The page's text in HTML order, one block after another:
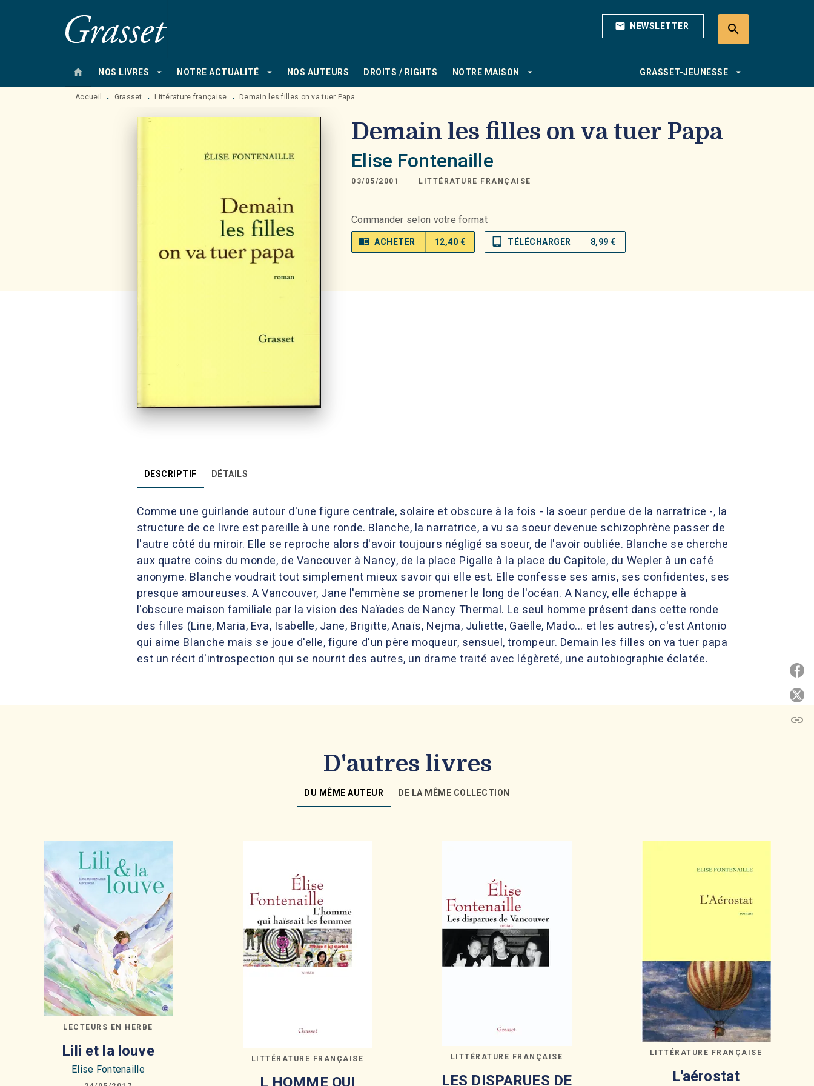
MENU RECHERCHE mail NEWSLETTER search
home NOS LIVRES arrow_drop_down NOTRE ACTUALITÉ arrow_drop_down NOS AUTEURS DROITS / RIGHTS NOTRE MAISON arrow_drop_down GRASSET-JEUNESSE arrow_drop_down
Accueil • Grasset • Littérature française • Demain les filles on va tuer Papa
Demain les filles on va tuer Papa
Elise Fontenaille
03/05/2001 LITTÉRATURE FRANÇAISE
Commander selon votre format
menu_book ACHETER 12,40 € tablet_mac TÉLÉCHARGER 8,99 €
DESCRIPTIF DÉTAILS
Comme une guirlande autour d'une figure centrale, solaire et obscure à la fois - la soeur perdue de la narratrice -, la
structure de ce livre est pareille à une ronde. Blanche, la narratrice, a vu sa soeur devenue schizophrène passer de
l'autre côté du miroir. Elle se reproche alors d'avoir toujours négligé sa soeur, de l'avoir oubliée. Blanche se cherche
aux quatre coins du monde, de Vancouver à Nancy, de la place Pigalle à la place du Capitole, du Wepler à un café
anonyme. Blanche voudrait tout simplement mieux savoir qui elle est. Elle confesse ses amis, ses confidentes, ses
presque amoureuses. A Vancouver, Jane l'emmène se promener le long de l'océan. A Nancy, elle échappe à
l'obscure maison familiale par la vision des Naïades de Nancy Thermal. Le seul homme présent dans cette ronde
des filles (Line, Maria, Eva, Isabelle, Jane, Brigitte, Anaïs, Nejma, Juliette, Gaëlle, Mado... et les autres), c'est Antonio
qui aime Blanche mais se joue d'elle, figure d'un père moqueur, sensuel, trompeur. Demain les filles on va tuer papa
est un récit d'introspection qui se nourrit des autres, un drame traité avec légèreté, une autobiographie éclatée.
D'autres livres
DU MÊME AUTEUR DE LA MÊME COLLECTION
LECTEURS EN HERBE
Lili et la louve
Elise Fontenaille
LITTÉRATURE FRANÇAISE
L HOMME QUI
LITTÉRATURE FRANÇAISE
LES DISPARUES DE
LITTÉRATURE FRANÇAISE
L'aérostat
link